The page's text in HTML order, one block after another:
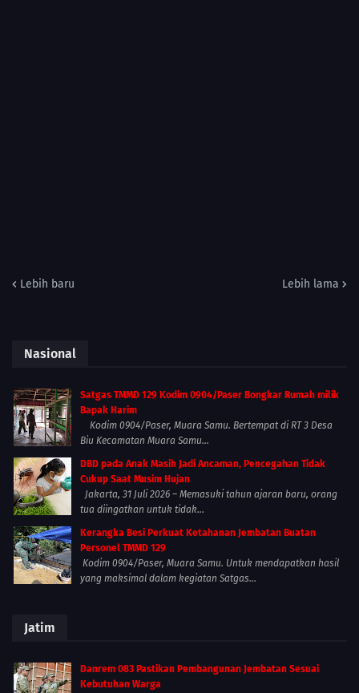
Lebih baru Lebih lama
Nasional
Satgas TMMD 129 Kodim 0904/Paser Bongkar Rumah milik
Bapak Harim
Kodim 0904/Paser, Muara Samu. Bertempat di RT 3 Desa
Biu Kecamatan Muara Samu...
DBD pada Anak Masih Jadi Ancaman, Pencegahan Tidak
Cukup Saat Musim Hujan
Jakarta, 31 Juli 2026 – Memasuki tahun ajaran baru, orang
tua diingatkan untuk tidak...
Kerangka Besi Perkuat Ketahanan Jembatan Buatan
Personel TMMD 129
Kodim 0904/Paser, Muara Samu. Untuk mendapatkan hasil
yang maksimal dalam kegiatan Satgas...
Jatim
Danrem 083 Pastikan Pembangunan Jembatan Sesuai
Kebutuhan Warga